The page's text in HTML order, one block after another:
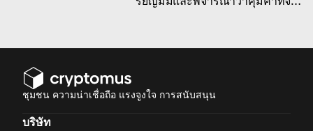
ชุมชน ความน่าเชื่อถือ แรงจูงใจ การสนับสนุน
บริษัท